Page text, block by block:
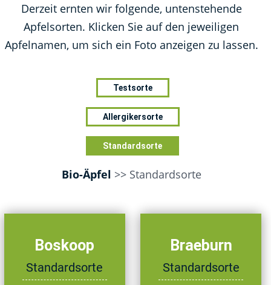
Derzeit ernten wir folgende, untenstehende
Apfelsorten. Klicken Sie auf den jeweiligen
Apfelnamen, um sich ein Foto anzeigen zu lassen.
Testsorte
Allergikersorte
Standardsorte
Bio-Äpfel >> Standardsorte
Boskoop
Standardsorte
Braeburn
Standardsorte